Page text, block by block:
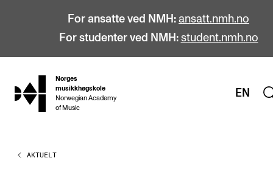
For ansatte ved NMH: ansatt.nmh.no
For studenter ved NMH: student.nmh.no
hjem
Norges
musikkhøgskole
Norwegian Academy
of Music
EN
STUDIER
AKTUELT